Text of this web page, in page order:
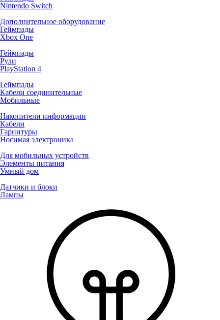
Nintendo Switch
Дополнительное оборудование
Геймпады
Xbox One
Геймпады
Рули
PlayStation 4
Геймпады
Кабели соединительные
Мобильные
Накопители информации
Кабели
Гарнитуры
Носимая электроника
Для мобильных устройств
Элементы питания
Умный дом
Датчики и блоки
Лампы